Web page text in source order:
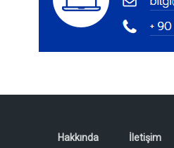
Hakkında İletişim